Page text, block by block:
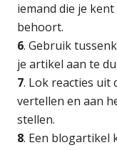
iemand die je
behoort.
6. Gebruik
je artikel aan te
7. Lok reacties uit
vertellen en aan
stellen.
8. Een blogartikel